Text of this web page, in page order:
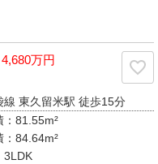
4,680万円
線 東久留米駅徒歩15分
：81.55m²
：84.64m²
3LDK